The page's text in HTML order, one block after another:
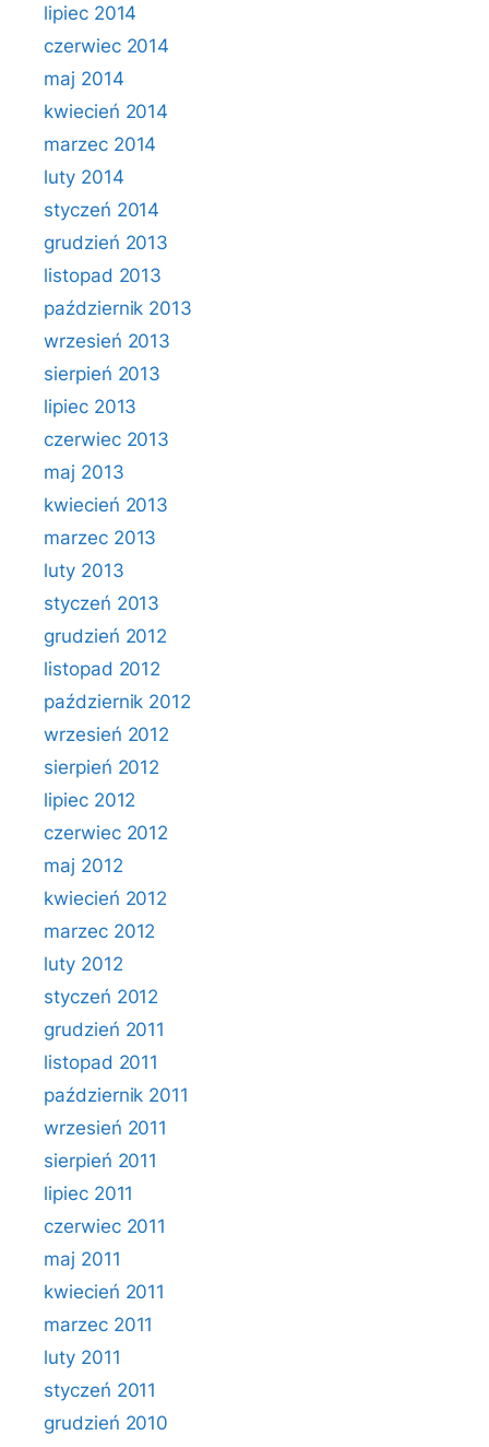
lipiec 2014
czerwiec 2014
maj 2014
kwiecień 2014
marzec 2014
luty 2014
styczeń 2014
grudzień 2013
listopad 2013
październik 2013
wrzesień 2013
sierpień 2013
lipiec 2013
czerwiec 2013
maj 2013
kwiecień 2013
marzec 2013
luty 2013
styczeń 2013
grudzień 2012
listopad 2012
październik 2012
wrzesień 2012
sierpień 2012
lipiec 2012
czerwiec 2012
maj 2012
kwiecień 2012
marzec 2012
luty 2012
styczeń 2012
grudzień 2011
listopad 2011
październik 2011
wrzesień 2011
sierpień 2011
lipiec 2011
czerwiec 2011
maj 2011
kwiecień 2011
marzec 2011
luty 2011
styczeń 2011
grudzień 2010